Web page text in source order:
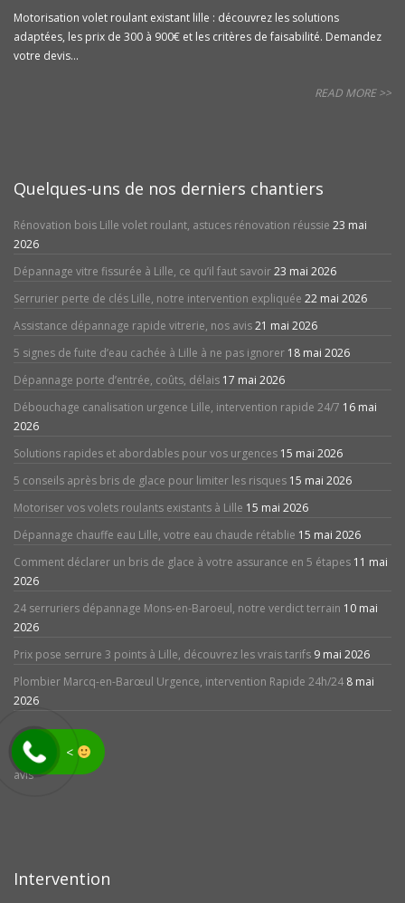
Motorisation volet roulant existant lille : découvrez les solutions
adaptées, les prix de 300 à 900€ et les critères de faisabilité. Demandez
votre devis...
READ MORE >>
Quelques-uns de nos derniers chantiers
Rénovation bois Lille volet roulant, astuces rénovation réussie 23 mai
2026
Dépannage vitre fissurée à Lille, ce qu’il faut savoir23 mai 2026
Serrurier perte de clés Lille, notre intervention expliquée 22 mai 2026
Assistance dépannage rapide vitrerie, nos avis21 mai 2026
5 signes de fuite d’eau cachée à Lille à ne pas ignorer 18 mai 2026
Dépannage porte d’entrée, coûts, délais 17 mai 2026
Débouchage canalisation urgence Lille, intervention rapide 24/7 16 mai
2026
Solutions rapides et abordables pour vos urgences 15 mai 2026
5 conseils après bris de glace pour limiter les risques 15 mai 2026
Motoriser vos volets roulants existants à Lille 15 mai 2026
Dépannage chauffe eau Lille, votre eau chaude rétablie 15 mai 2026
Comment déclarer un bris de glace à votre assurance en 5 étapes 11 mai
2026
24 serruriers dépannage Mons-en-Baroeul, notre verdict terrain 10 mai
2026
Prix pose serrure 3 points à Lille, découvrez les vrais tarifs 9 mai 2026
Plombier Marcq-en-Barœul Urgence, intervention Rapide 24h/24 8 mai
2026
avis
Intervention
<